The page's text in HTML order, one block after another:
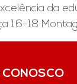
da
16-18